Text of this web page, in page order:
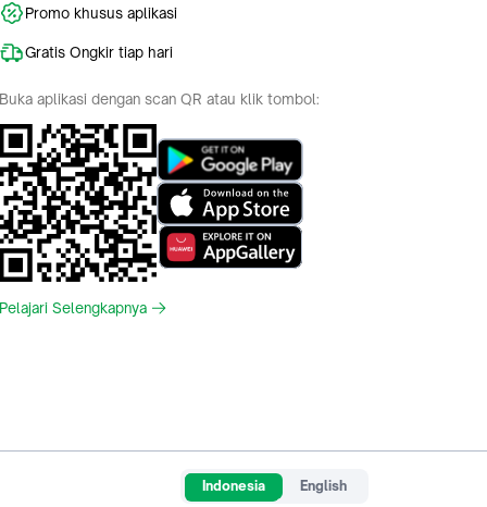
Promo khusus aplikasi
Gratis Ongkir tiap hari
Buka aplikasi dengan scan QR atau klik tombol:
Pelajari Selengkapnya
Indonesia English